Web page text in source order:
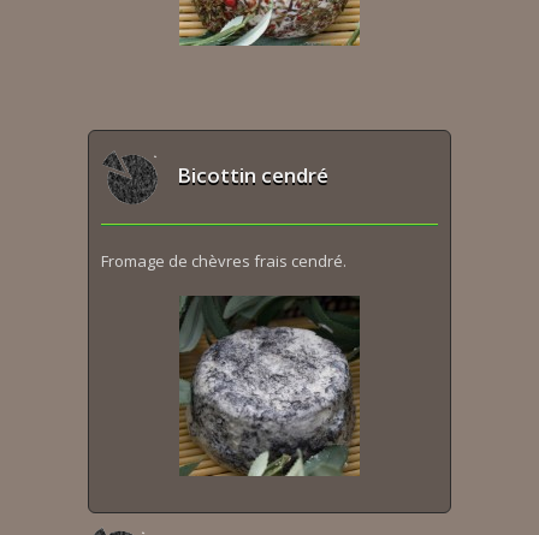
Bicottin cendré
Fromage de chèvres frais cendré.